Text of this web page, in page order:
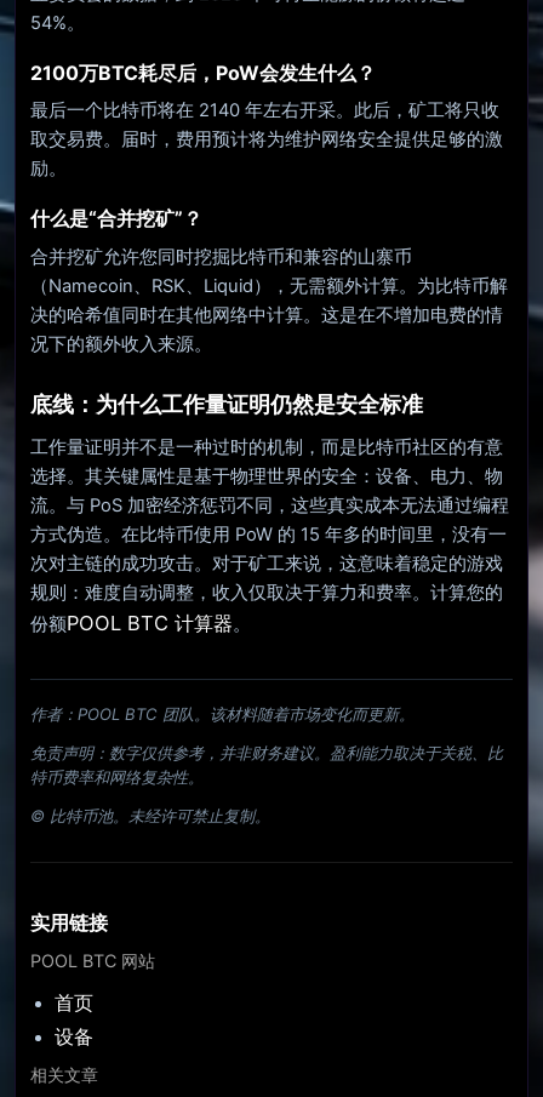
54%。
2100万BTC耗尽后，PoW会发生什么？
最后一个比特币将在 2140 年左右开采。此后，矿工将只收
取交易费。届时，费用预计将为维护网络安全提供足够的激
励。
什么是“合并挖矿”？
合并挖矿允许您同时挖掘比特币和兼容的山寨币
（Namecoin、RSK、Liquid），无需额外计算。为比特币解
决的哈希值同时在其他网络中计算。这是在不增加电费的情
况下的额外收入来源。
底线：为什么工作量证明仍然是安全标准
工作量证明并不是一种过时的机制，而是比特币社区的有意
选择。其关键属性是基于物理世界的安全：设备、电力、物
流。与 PoS 加密经济惩罚不同，这些真实成本无法通过编程
方式伪造。在比特币使用 PoW 的 15 年多的时间里，没有一
次对主链的成功攻击。对于矿工来说，这意味着稳定的游戏
规则：难度自动调整，收入仅取决于算力和费率。计算您的
份额POOL BTC 计算器。
作者：POOL BTC 团队。该材料随着市场变化而更新。
免责声明：数字仅供参考，并非财务建议。盈利能力取决于关税、比
特币费率和网络复杂性。
© 比特币池。未经许可禁止复制。
实用链接
POOL BTC 网站
首页
设备
相关文章